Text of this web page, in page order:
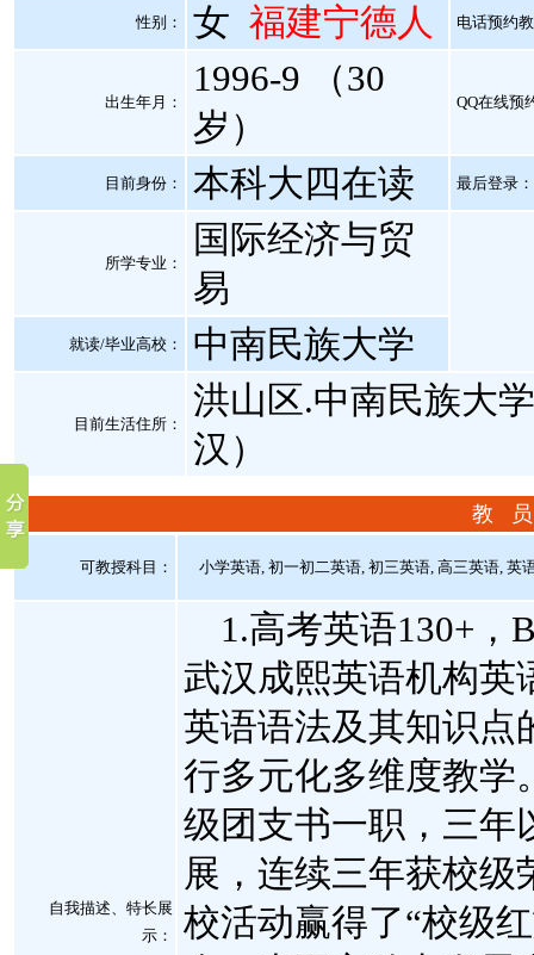
性别： 女 福建宁德人 电话预约
出生年月：
1996-9 （30
岁）
QQ在线预
目前身份： 本科大四在读 最后登录
所学专业：
国际经济与贸
易
就读/毕业高校： 中南民族大学
目前生活住所：
洪山区.中南民族大
汉）
教
可教授科目： 小学英语, 初一初二英语, 初三英语, 高三英语, 英
自我描述、特长展
示 ：
1.高考英语130+，
武汉成熙英语机构英
英语语法及其知识点
行多元化多维度教学
级团支书一职，三年
展，连续三年获校级
校活动赢得了“校级